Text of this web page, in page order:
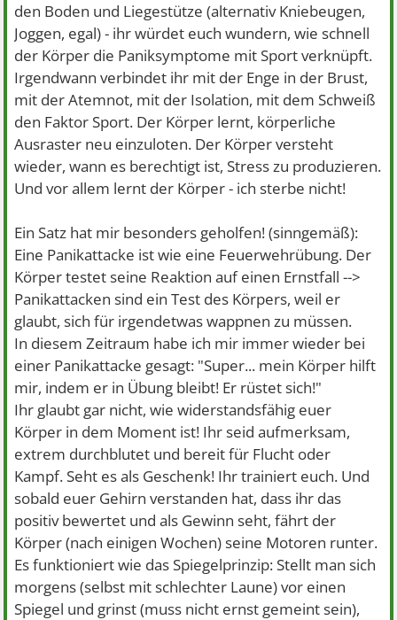
den Boden und Liegestütze (alternativ Kniebeugen,
Joggen, egal) - ihr würdet euch wundern, wie schnell
der Körper die Paniksymptome mit Sport verknüpft.
Irgendwann verbindet ihr mit der Enge in der Brust,
mit der Atemnot, mit der Isolation, mit dem Schweiß
den Faktor Sport. Der Körper lernt, körperliche
Ausraster neu einzuloten. Der Körper versteht
wieder, wann es berechtigt ist, Stress zu produzieren.
Und vor allem lernt der Körper - ich sterbe nicht!
Ein Satz hat mir besonders geholfen! (sinngemäß):
Eine Panikattacke ist wie eine Feuerwehrübung. Der
Körper testet seine Reaktion auf einen Ernstfall -->
Panikattacken sind ein Test des Körpers, weil er
glaubt, sich für irgendetwas wappnen zu müssen.
In diesem Zeitraum habe ich mir immer wieder bei
einer Panikattacke gesagt: "Super... mein Körper hilft
mir, indem er in Übung bleibt! Er rüstet sich!"
Ihr glaubt gar nicht, wie widerstandsfähig euer
Körper in dem Moment ist! Ihr seid aufmerksam,
extrem durchblutet und bereit für Flucht oder
Kampf. Seht es als Geschenk! Ihr trainiert euch. Und
sobald euer Gehirn verstanden hat, dass ihr das
positiv bewertet und als Gewinn seht, fährt der
Körper (nach einigen Wochen) seine Motoren runter.
Es funktioniert wie das Spiegelprinzip: Stellt man sich
morgens (selbst mit schlechter Laune) vor einen
Spiegel und grinst (muss nicht ernst gemeint sein),